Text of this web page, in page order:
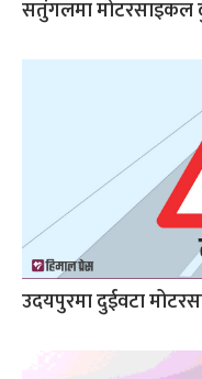
सतुंगलमा मोटरसाइकल
उदयपुरमा दुईवटा